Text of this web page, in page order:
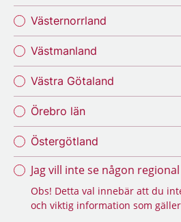
Västernorrland
Västmanland
Västra Götaland
Örebro län
Östergötland
Jag vill inte se någon
Obs! Detta val innebär att du
och viktig information som